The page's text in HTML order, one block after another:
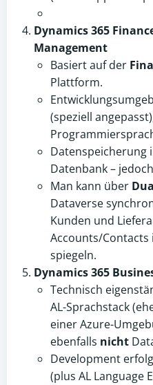
Dynamics 365
Management
Basiert auf der
Plattform.
(speziell
Datenspeicherung
Datenbank – jedoch
Man kann über
Dataverse
Kunden und
Accounts/Contacts
spiegeln.
Dynamics 365
Technisch
AL-Sprachstack
einer Azure-
ebenfalls nicht
Development
(plus AL Language